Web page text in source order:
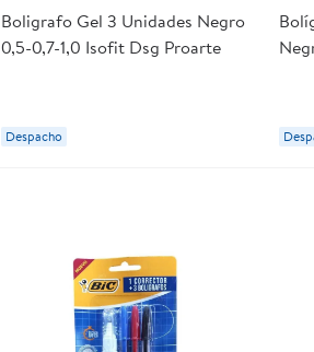
Boligrafo Gel 3 Unidades Negro
0,5-0,7-1,0 Isofit Dsg Proarte
Despacho